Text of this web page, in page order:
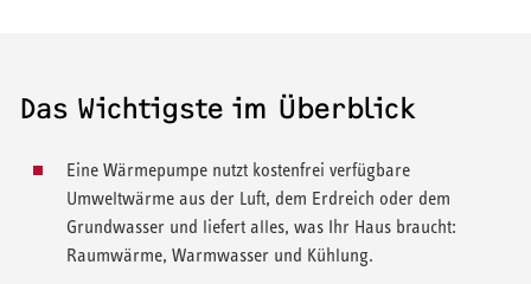
Das Wichtigste im Überblick
Eine Wärmepumpe nutzt kostenfrei verfügbare
Umweltwärme aus der Luft, dem Erdreich oder dem
Grundwasser und liefert alles, was Ihr Haus braucht:
Raumwärme, Warmwasser und Kühlung.